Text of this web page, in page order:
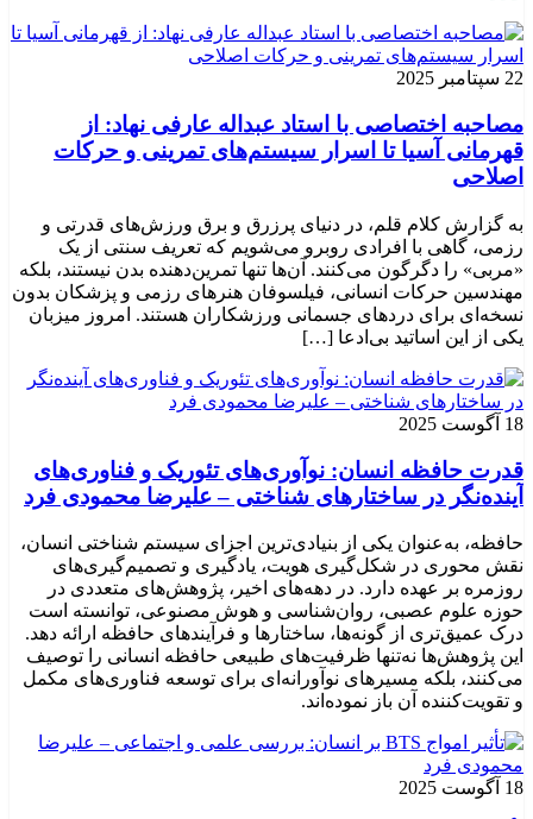
22 سپتامبر 2025
مصاحبه اختصاصی با استاد عبداله عارفی نهاد: از
قهرمانی آسیا تا اسرار سیستم‌های تمرینی و حرکات
اصلاحی
به گزارش کلام قلم، در دنیای پرزرق و برق ورزش‌های قدرتی و
رزمی، گاهی با افرادی روبرو می‌شویم که تعریف سنتی از یک
«مربی» را دگرگون می‌کنند. آن‌ها تنها تمرین‌دهنده بدن نیستند، بلکه
مهندسین حرکات انسانی، فیلسوفان هنرهای رزمی و پزشکان بدون
نسخه‌ای برای دردهای جسمانی ورزشکاران هستند. امروز میزبان
یکی از این اساتید بی‌ادعا […]
18 آگوست 2025
قدرت حافظه انسان: نوآوری‌های تئوریک و فناوری‌های
آینده‌نگر در ساختارهای شناختی – علیرضا محمودی فرد
حافظه، به‌عنوان یکی از بنیادی‌ترین اجزای سیستم شناختی انسان،
نقش محوری در شکل‌گیری هویت، یادگیری و تصمیم‌گیری‌های
روزمره بر عهده دارد. در دهه‌های اخیر، پژوهش‌های متعددی در
حوزه علوم عصبی، روان‌شناسی و هوش مصنوعی، توانسته‌ است
درک عمیق‌تری از گونه‌ها، ساختارها و فرآیندهای حافظه ارائه دهد.
این پژوهش‌ها نه‌تنها ظرفیت‌های طبیعی حافظه انسانی را توصیف
می‌کنند، بلکه مسیرهای نوآورانه‌ای برای توسعه فناوری‌های مکمل
و تقویت‌کننده آن باز نموده‌اند.
18 آگوست 2025